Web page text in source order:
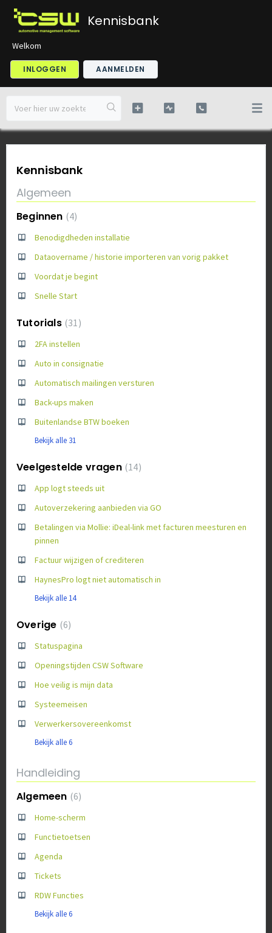
Kennisbank
Welkom
INLOGGEN AANMELDEN
Kennisbank
Algemeen
Beginnen 4
Benodigdheden installatie
Dataovername / historie importeren van vorig pakket
Voordat je begint
Snelle Start
Tutorials 31
2FA instellen
Auto in consignatie
Automatisch mailingen versturen
Back-ups maken
Buitenlandse BTW boeken
Bekijk alle 31
Veelgestelde vragen 14
App logt steeds uit
Autoverzekering aanbieden via GO
Betalingen via Mollie: iDeal-link met facturen meesturen en
pinnen
Factuur wijzigen of crediteren
HaynesPro logt niet automatisch in
Bekijk alle 14
Overige 6
Statuspagina
Openingstijden CSW Software
Hoe veilig is mijn data
Systeemeisen
Verwerkersovereenkomst
Bekijk alle 6
Handleiding
Algemeen 6
Home-scherm
Functietoetsen
Agenda
Tickets
RDW Functies
Bekijk alle 6